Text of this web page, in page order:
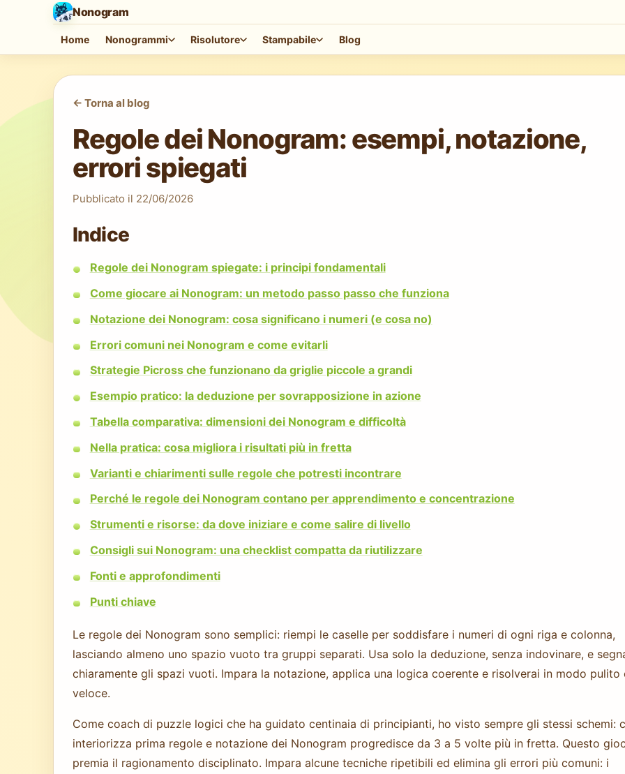
Nonogram
Home Nonogrammi Risolutore Stampabile Blog
<- Torna al blog
Regole dei Nonogram: esempi, notazione,
errori spiegati
Pubblicato il 22/06/2026
Indice
Regole dei Nonogram spiegate: i principi fondamentali
Come giocare ai Nonogram: un metodo passo passo che funziona
Notazione dei Nonogram: cosa significano i numeri (e cosa no)
Errori comuni nei Nonogram e come evitarli
Strategie Picross che funzionano da griglie piccole a grandi
Esempio pratico: la deduzione per sovrapposizione in azione
Tabella comparativa: dimensioni dei Nonogram e difficoltà
Nella pratica: cosa migliora i risultati più in fretta
Varianti e chiarimenti sulle regole che potresti incontrare
Perché le regole dei Nonogram contano per apprendimento e concentrazione
Strumenti e risorse: da dove iniziare e come salire di livello
Consigli sui Nonogram: una checklist compatta da riutilizzare
Fonti e approfondimenti
Punti chiave
Le regole dei Nonogram sono semplici: riempi le caselle per soddisfare i numeri di ogni riga e colonna,
lasciando almeno uno spazio vuoto tra gruppi separati. Usa solo la deduzione, senza indovinare, e
chiaramente gli spazi vuoti. Impara la notazione, applica una logica coerente e risolverai in modo pulito
veloce.
Come coach di puzzle logici che ha guidato centinaia di principianti, ho visto sempre gli stessi schemi:
interiorizza prima regole e notazione dei Nonogram progredisce da 3 a 5 volte più in fretta. Questo
premia il ragionamento disciplinato. Impara alcune tecniche ripetibili ed elimina gli errori più comuni: i